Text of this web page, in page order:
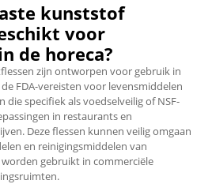
kunststof
voor
de horeca?
zijn ontworpen voor gebruik in
FDA-vereisten voor levensmiddelen
die specifiek als voedselveilig of NSF-
in restaurants en
Deze flessen kunnen veilig omgaan
en reinigingsmiddelen van
gebruikt in commerciële